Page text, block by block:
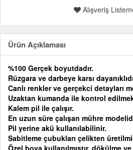
Alışveriş
Ürün Açıklaması
%100 Gerçek boyutdadır.
Rüzgara ve darbeye karsı
Canlı renkler ve gerçekci detayları
Uzaktan kumanda ile kontrol
Kalem pil ile çalışır.
En uzun süre çalışan mühre
Pil yerine akü kullanılabilinir.
Sabitleme çubukları çelikten
Özel boya kullanılmıştır, dökülme